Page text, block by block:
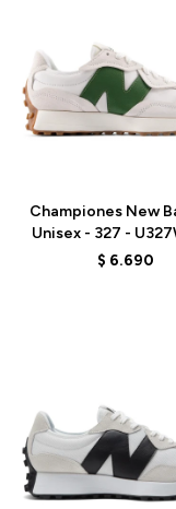
Championes New
Unisex - 327 -
LINEN
$ 6.690